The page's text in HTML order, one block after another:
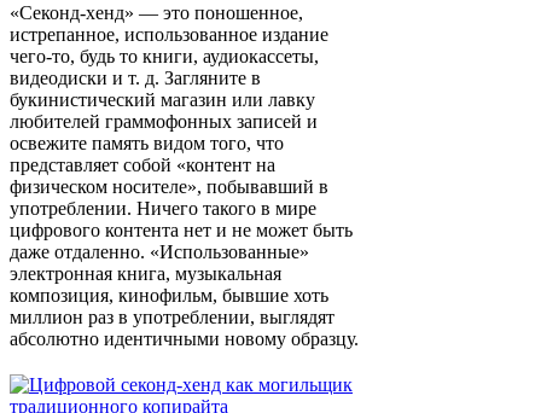
«Секонд-хенд» — это поношенное,
истрепанное, использованное издание
чего-то, будь то книги, аудиокассеты,
видеодиски и т. д. Загляните в
букинистический магазин или лавку
любителей граммофонных записей и
освежите память видом того, что
представляет собой «контент на
физическом носителе», побывавший в
употреблении. Ничего такого в мире
цифрового контента нет и не может быть
даже отдаленно. «Использованные»
электронная книга, музыкальная
композиция, кинофильм, бывшие хоть
миллион раз в употреблении, выглядят
абсолютно идентичными новому образцу.